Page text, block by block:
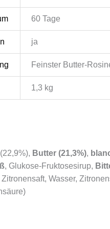
60 Tage
ja
Feinster Butter-
1,3 kg
Butter (21,3%),
, Glukose-Fruktosesirup,
Wasser,